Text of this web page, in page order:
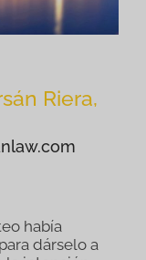
Riera,
había
dárselo a